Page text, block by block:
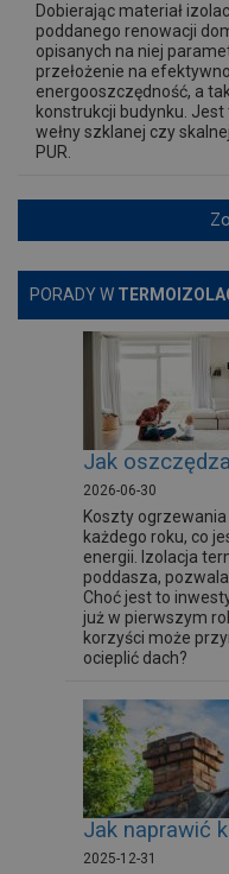
Dobierając materiał
poddanego renowacji
opisanych na niej
przełożenie na
energooszczędność, a
konstrukcji budynku.
wełny szklanej czy
PUR.
PORADY W
Jak
2026-06-30
Koszty
każdego roku, co
energii. Izolacja
poddasza,
Choć jest to
już w pierwszym
korzyści może
ocieplić dach?
Jak naprawić
2025-12-31